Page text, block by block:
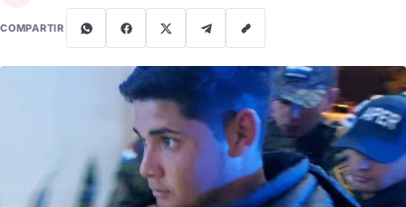
COMPARTIR